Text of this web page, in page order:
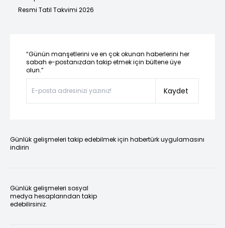
Resmi Tatil Takvimi 2026
“Günün manşetlerini ve en çok okunan haberlerini her
sabah e-postanızdan takip etmek için bültene üye
olun.”
Kaydet
Günlük gelişmeleri takip edebilmek için habertürk uygulamasını
indirin
Günlük gelişmeleri sosyal
medya hesaplarından takip
edebilirsiniz.